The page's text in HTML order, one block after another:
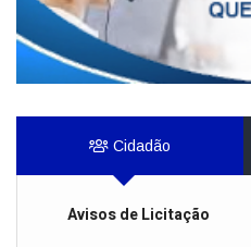
Cidadão
Avisos de Licitação